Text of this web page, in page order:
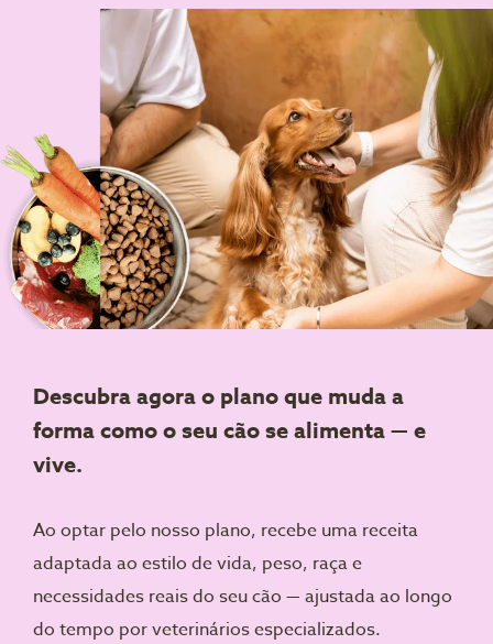
Descubra agora o plano que muda a
forma como o seu cão se alimenta — e
vive.
Ao optar pelo nosso plano, recebe uma receita
adaptada ao estilo de vida, peso, raça e
necessidades reais do seu cão — ajustada ao longo
do tempo por veterinários especializados.